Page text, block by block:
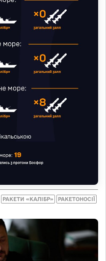
РАКЕТИ «КАЛІБР» РАКЕТОНОСІЇ